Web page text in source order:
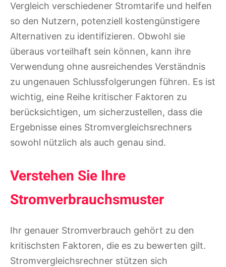
Vergleich verschiedener Stromtarife und helfen
so den Nutzern, potenziell kostengünstigere
Alternativen zu identifizieren. Obwohl sie
überaus vorteilhaft sein können, kann ihre
Verwendung ohne ausreichendes Verständnis
zu ungenauen Schlussfolgerungen führen. Es ist
wichtig, eine Reihe kritischer Faktoren zu
berücksichtigen, um sicherzustellen, dass die
Ergebnisse eines Stromvergleichsrechners
sowohl nützlich als auch genau sind.
Verstehen Sie Ihre
Stromverbrauchsmuster
Ihr genauer Stromverbrauch gehört zu den
kritischsten Faktoren, die es zu bewerten gilt.
Stromvergleichsrechner stützen sich